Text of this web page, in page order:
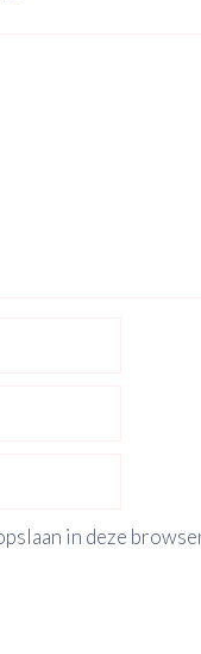
in deze